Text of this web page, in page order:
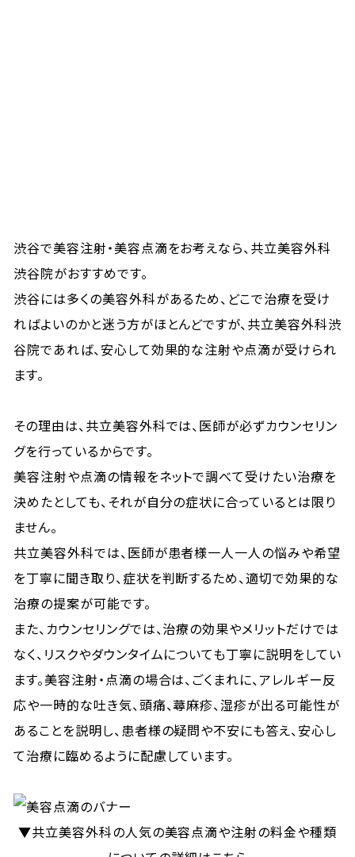
渋谷で美容注射・美容点滴をお考えなら、共立美容外科
渋谷院がおすすめです。
渋谷には多くの美容外科があるため、どこで治療を受け
ればよいのかと迷う方がほとんどですが、共立美容外科渋
谷院であれば、安心して効果的な注射や点滴が受けられ
ます。
その理由は、共立美容外科では、医師が必ずカウンセリン
グを行っているからです。
美容注射や点滴の情報をネットで調べて受けたい治療を
決めたとしても、それが自分の症状に合っているとは限り
ません。
共立美容外科では、医師が患者様一人一人の悩みや希望
を丁寧に聞き取り、症状を判断するため、適切で効果的な
治療の提案が可能です。
また、カウンセリングでは、治療の効果やメリットだけでは
なく、リスクやダウンタイムについても丁寧に説明をしてい
ます。美容注射・点滴の場合は、ごくまれに、アレルギー反
応や一時的な吐き気、頭痛、蕁麻疹、湿疹が出る可能性が
あることを説明し、患者様の疑問や不安にも答え、安心し
て治療に臨めるように配慮しています。
▼共立美容外科の人気の美容点滴や注射の料金や種類